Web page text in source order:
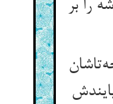
را بر